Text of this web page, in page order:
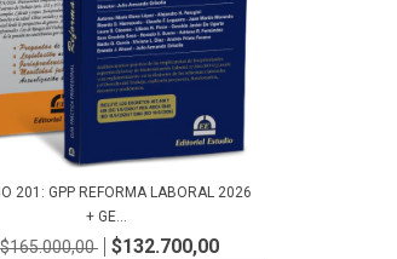
201: GPP REFORMA LABORAL 2026
+ GE...
$165.000,00 $132.700,00